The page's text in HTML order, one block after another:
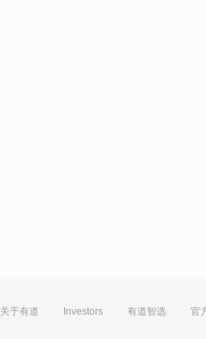
关于有道 Investors 有道智选 官